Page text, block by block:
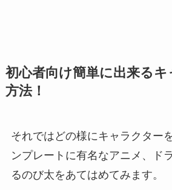
初心者向け簡単に出来る
方法！
それではどの様にキャラクター
ンプレートに有名なアニメ、ド
るのび太をあてはめてみます。